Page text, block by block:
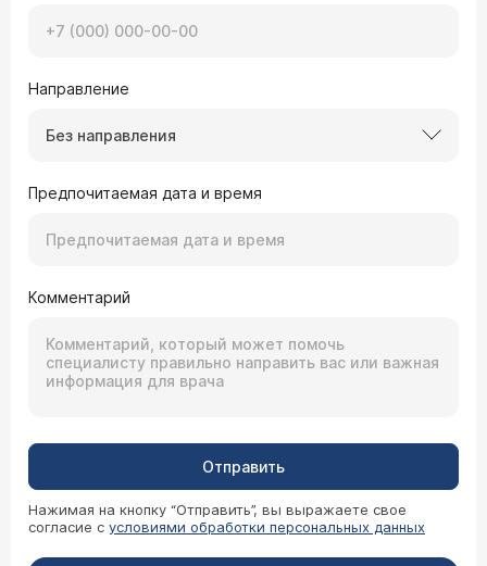
Направление
Без направления
Предпочитаемая дата и время
Комментарий
Отправить
Нажимая на кнопку “Отправить”, вы выражаете свое
согласие с условиями обработки персональных данных